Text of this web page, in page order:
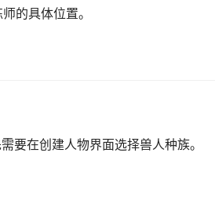
的具体位置。
要在创建人物界面选择兽人种族。